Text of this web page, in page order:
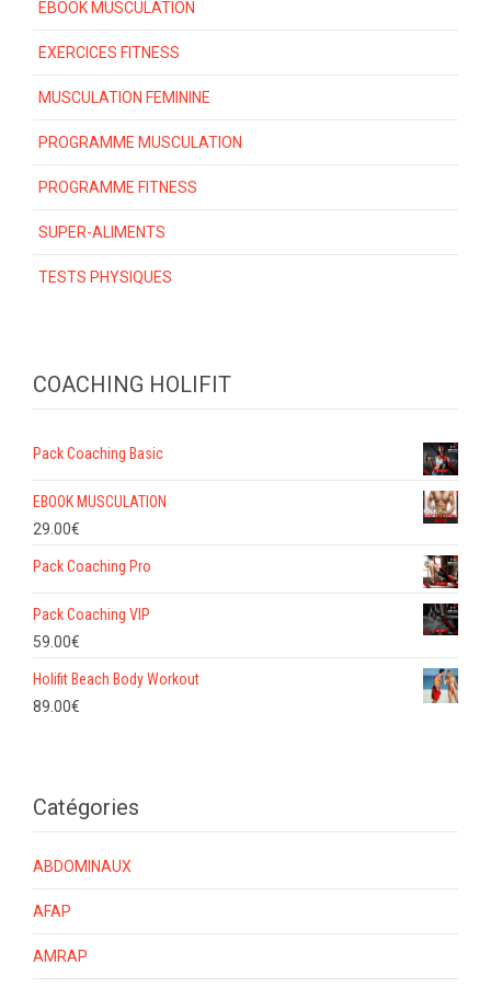
EBOOK MUSCULATION
EXERCICES FITNESS
MUSCULATION FEMININE
PROGRAMME MUSCULATION
PROGRAMME FITNESS
SUPER-ALIMENTS
TESTS PHYSIQUES
COACHING HOLIFIT
Pack Coaching Basic
EBOOK MUSCULATION
29.00€
Pack Coaching Pro
Pack Coaching VIP
59.00€
Holifit Beach Body Workout
89.00€
Catégories
ABDOMINAUX
AFAP
AMRAP